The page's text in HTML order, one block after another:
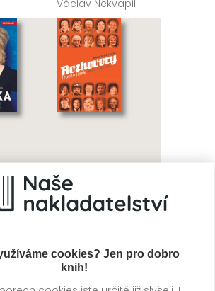
cookies? Jen pro dobro
knih!
Václav Nekvapil
Rozhovory trochu
jinak